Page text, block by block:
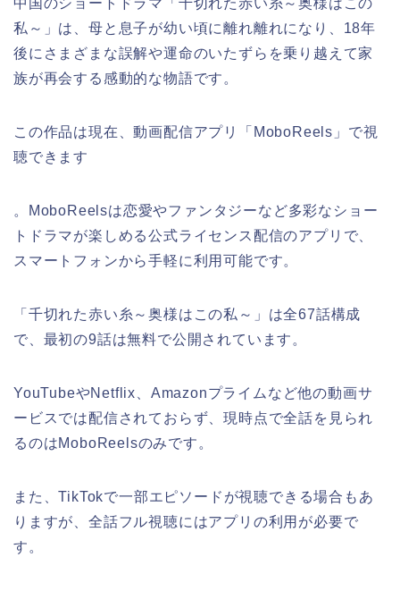
中国のショートドラマ「千切れた赤い糸～奥様はこの
私～」は、母と息子が幼い頃に離れ離れになり、18年
後にさまざまな誤解や運命のいたずらを乗り越えて家
族が再会する感動的な物語です。
この作品は現在、動画配信アプリ「MoboReels」で視
聴できます
。MoboReelsは恋愛やファンタジーなど多彩なショー
トドラマが楽しめる公式ライセンス配信のアプリで、
スマートフォンから手軽に利用可能です。
「千切れた赤い糸～奥様はこの私～」は全67話構成
で、最初の9話は無料で公開されています。
YouTubeやNetflix、Amazonプライムなど他の動画サ
ービスでは配信されておらず、現時点で全話を見られ
るのはMoboReelsのみです。
また、TikTokで一部エピソードが視聴できる場合もあ
りますが、全話フル視聴にはアプリの利用が必要で
す。